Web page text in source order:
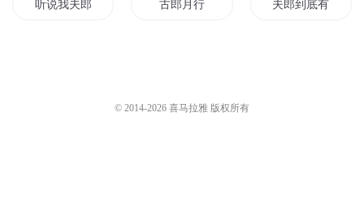
听说我夫郎是山神 古郎月行 夫郎到底有几个
© 2014-2026 喜马拉雅 版权所有